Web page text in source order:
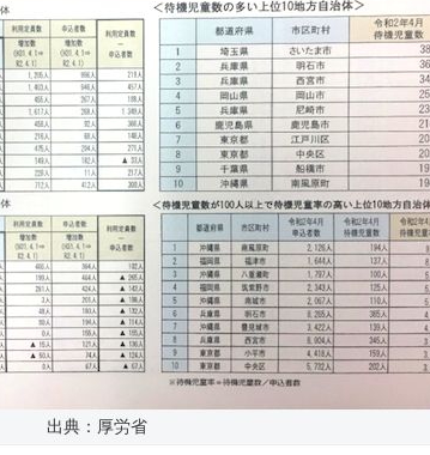
出典：厚労省